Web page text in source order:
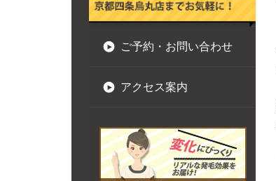
ご予約・お問い合わせ
アクセス案内